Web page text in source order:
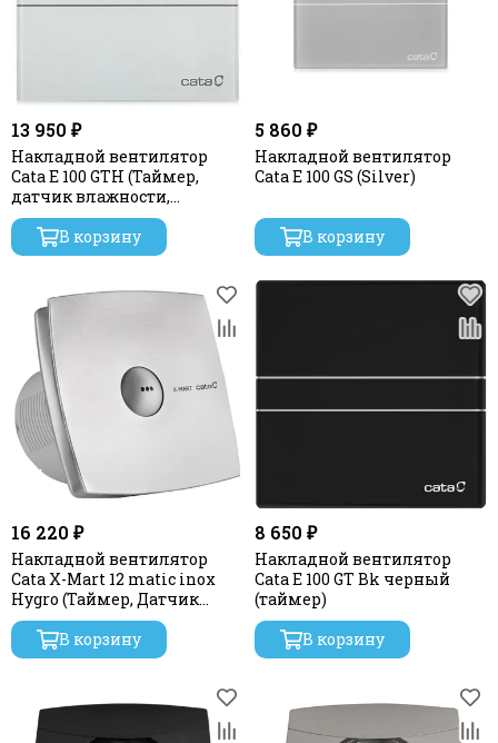
13 950 ₽
Накладной вентилятор
Cata E 100 GTH (Таймер,
датчик влажности,
термометр, дисплей) +
обратный клапан
В корзину
5 860 ₽
Накладной вентилятор
Cata E 100 GS (Silver)
В корзину
16 220 ₽
Накладной вентилятор
Cata X-Mart 12 matic inox
Hygro (Таймер, Датчик
влажности)
В корзину
8 650 ₽
Накладной вентилятор
Cata E 100 GT Bk черный
(таймер)
В корзину